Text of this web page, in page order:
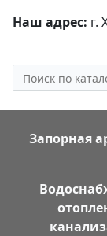
Наш адрес: г.
Запорная